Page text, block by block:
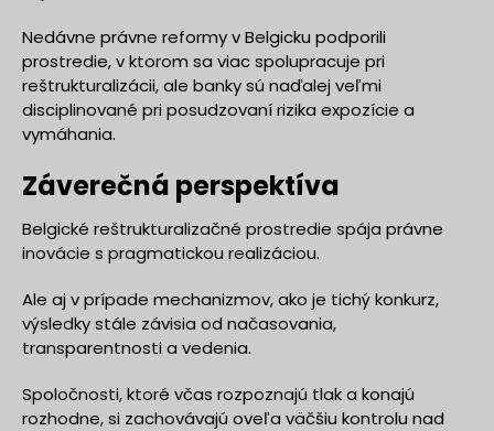
Nedávne právne reformy v Belgicku podporili
prostredie, v ktorom sa viac spolupracuje pri
reštrukturalizácii, ale banky sú naďalej veľmi
disciplinované pri posudzovaní rizika expozície a
vymáhania.
Záverečná perspektíva
Belgické reštrukturalizačné prostredie spája právne
inovácie s pragmatickou realizáciou.
Ale aj v prípade mechanizmov, ako je tichý konkurz,
výsledky stále závisia od načasovania,
transparentnosti a vedenia.
Spoločnosti, ktoré včas rozpoznajú tlak a konajú
rozhodne, si zachovávajú oveľa väčšiu kontrolu nad